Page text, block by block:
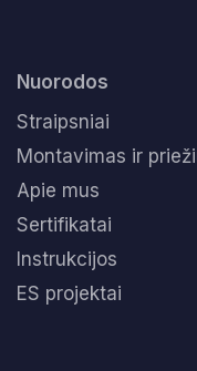
Nuorodos
Straipsniai
Montavimas ir
Apie mus
Sertifikatai
Instrukcijos
ES projektai